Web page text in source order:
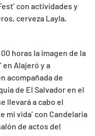
con actividades y
cerveza Layla,
horas la imagen de la
en Alajeró y a
acompañada de
de El Salvador en el
llevará a cabo el
mi vida’ con Candelaria
de actos del